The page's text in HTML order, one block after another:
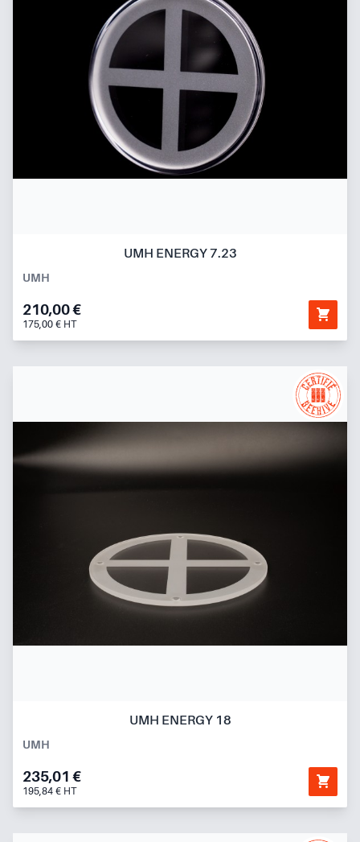
UMH ENERGY 7.23
UMH
210,00 €
175,00 € HT
UMH ENERGY 18
UMH
235,01 €
195,84 € HT